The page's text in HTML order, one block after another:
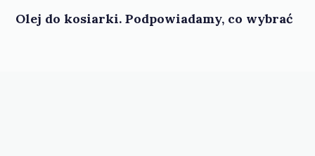
Olej do kosiarki. Podpowiadamy, co wybrać